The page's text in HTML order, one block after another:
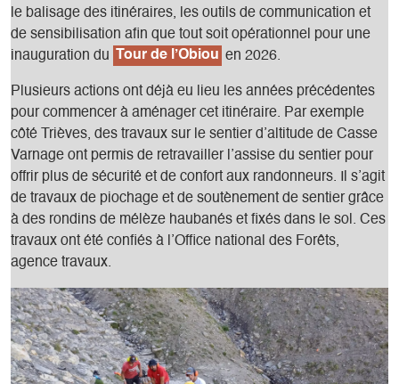
le balisage des itinéraires, les outils de communication et
de sensibilisation afin que tout soit opérationnel pour une
inauguration du
Tour de l’Obiou en 2026.
Plusieurs actions ont déjà eu lieu les années précédentes
pour commencer à aménager cet itinéraire. Par exemple
côté Trièves, des travaux sur le sentier d’altitude de Casse
Varnage ont permis de retravailler l’assise du sentier pour
offrir plus de sécurité et de confort aux randonneurs. Il s’agit
de travaux de piochage et de soutènement de sentier grâce
à des rondins de mélèze haubanés et fixés dans le sol. Ces
travaux ont été confiés à l’Office national des Forêts,
agence travaux.